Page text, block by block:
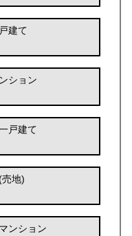
建て
ション
戸建て
地)
ンション